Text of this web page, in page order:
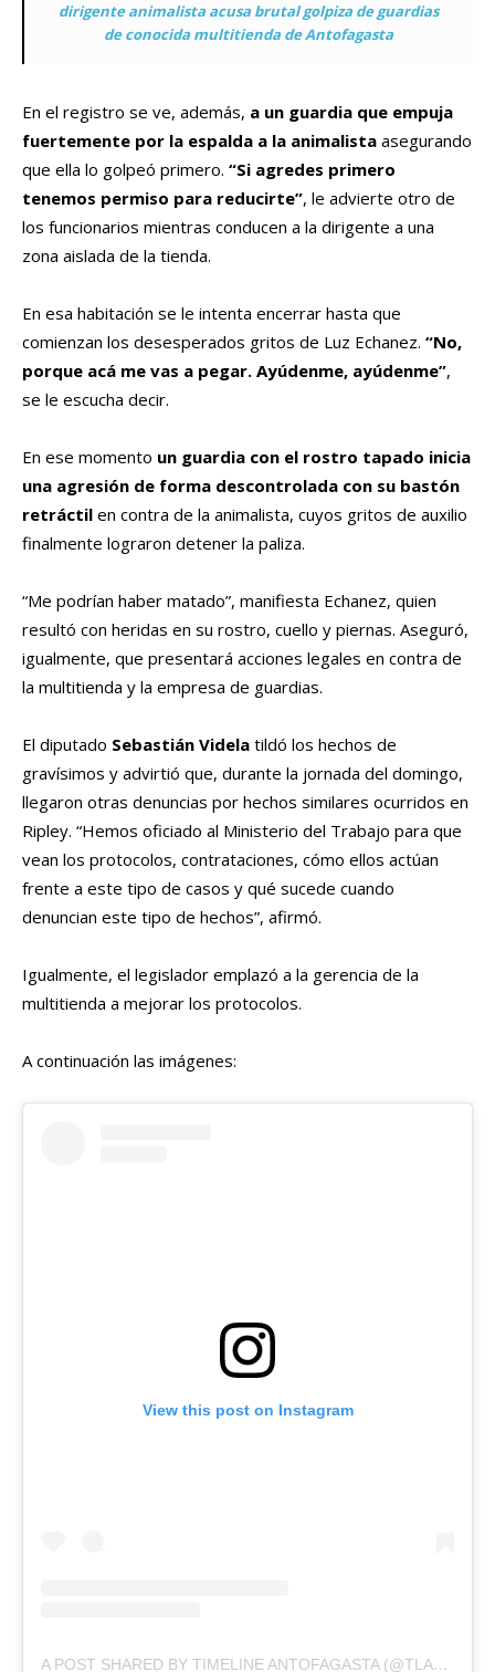
dirigente animalista acusa brutal golpiza de guardias
de conocida multitienda de Antofagasta
En el registro se ve, además, a un guardia que empuja
fuertemente por la espalda a la animalista asegurando
que ella lo golpeó primero. “Si agredes primero
tenemos permiso para reducirte”, le advierte otro de
los funcionarios mientras conducen a la dirigente a una
zona aislada de la tienda.
En esa habitación se le intenta encerrar hasta que
comienzan los desesperados gritos de Luz Echanez. “No,
porque acá me vas a pegar. Ayúdenme, ayúdenme”,
se le escucha decir.
En ese momento un guardia con el rostro tapado inicia
una agresión de forma descontrolada con su bastón
retráctil en contra de la animalista, cuyos gritos de auxilio
finalmente lograron detener la paliza.
“Me podrían haber matado”, manifiesta Echanez, quien
resultó con heridas en su rostro, cuello y piernas. Aseguró,
igualmente, que presentará acciones legales en contra de
la multitienda y la empresa de guardias.
El diputado Sebastián Videla tildó los hechos de
gravísimos y advirtió que, durante la jornada del domingo,
llegaron otras denuncias por hechos similares ocurridos en
Ripley. “Hemos oficiado al Ministerio del Trabajo para que
vean los protocolos, contrataciones, cómo ellos actúan
frente a este tipo de casos y qué sucede cuando
denuncian este tipo de hechos”, afirmó.
Igualmente, el legislador emplazó a la gerencia de la
multitienda a mejorar los protocolos.
A continuación las imágenes:
View this post on Instagram
A POST SHARED BY TIMELINE ANTOFAGASTA (@TLANTOFAGASTA)